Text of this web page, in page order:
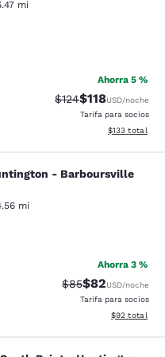
mi
Bueno. 152 reseñas
Ahorra 5 %
Precio tachado:
$124Precio con
$118USD/noche
Tarifa para socios
Ver detalles
$133 total
-
- Barboursville
mi
Bueno. 576 reseñas
Ahorra 3 %
Precio tachado:
$85Precio con
$82USD/noche
Tarifa para socios
Ver detalles
$92 total